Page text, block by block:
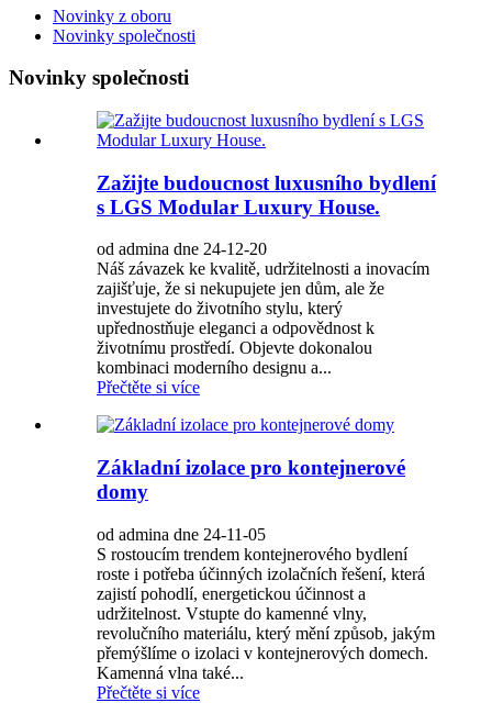
Novinky z oboru
Novinky společnosti
Novinky společnosti
Zažijte budoucnost luxusního bydlení
s LGS Modular Luxury House.
od admina dne 24-12-20
Náš závazek ke kvalitě, udržitelnosti a inovacím
zajišťuje, že si nekupujete jen dům, ale že
investujete do životního stylu, který
upřednostňuje eleganci a odpovědnost k
životnímu prostředí. Objevte dokonalou
kombinaci moderního designu a...
Přečtěte si více
Základní izolace pro kontejnerové
domy
od admina dne 24-11-05
S rostoucím trendem kontejnerového bydlení
roste i potřeba účinných izolačních řešení, která
zajistí pohodlí, energetickou účinnost a
udržitelnost. Vstupte do kamenné vlny,
revolučního materiálu, který mění způsob, jakým
přemýšlíme o izolaci v kontejnerových domech.
Kamenná vlna také...
Přečtěte si více